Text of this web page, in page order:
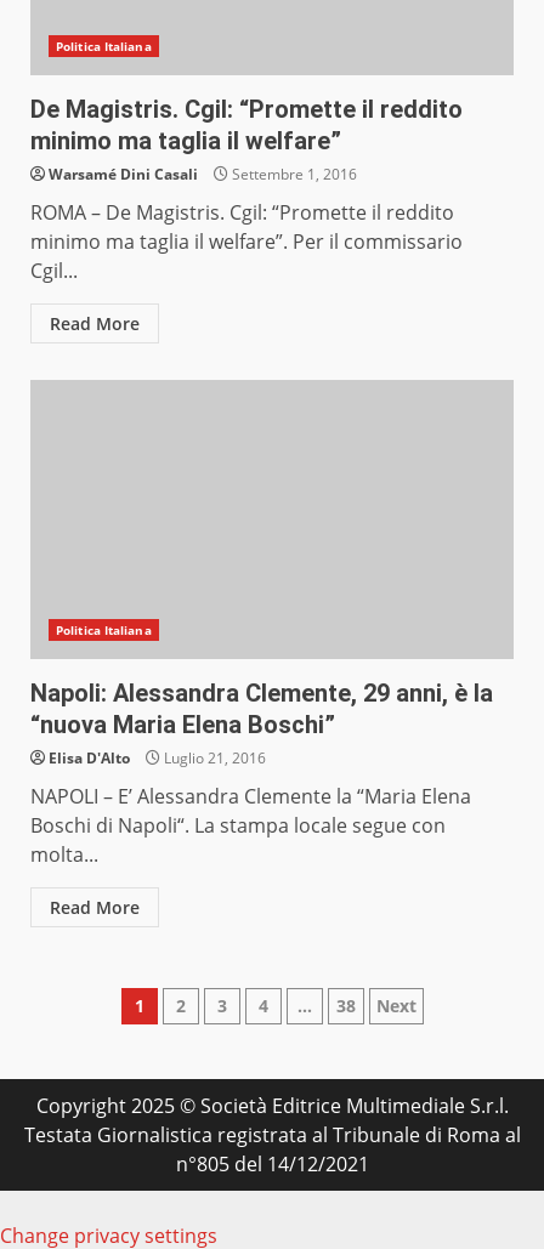
Politica Italiana
De Magistris. Cgil: “Promette il reddito
minimo ma taglia il welfare”
Warsamé Dini Casali Settembre 1, 2016
ROMA – De Magistris. Cgil: “Promette il reddito
minimo ma taglia il welfare”. Per il commissario
Cgil...
Read More
Politica Italiana
Napoli: Alessandra Clemente, 29 anni, è la
“nuova Maria Elena Boschi”
Elisa D'Alto Luglio 21, 2016
NAPOLI – E’ Alessandra Clemente la “Maria Elena
Boschi di Napoli“. La stampa locale segue con
molta...
Read More
Paginazione
articoli
1 2 3 4 … 38 Next
Copyright 2025 © Società Editrice Multimediale S.r.l.
Testata Giornalistica registrata al Tribunale di Roma al
n°805 del 14/12/2021
Change privacy settings